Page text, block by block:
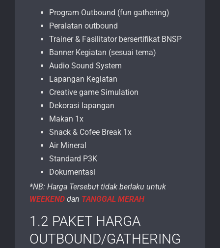
Program Outbound (fun gathering)
Peralatan outbound
Trainer & Fasilitator bersertifikat BNSP
Banner Kegiatan (sesuai tema)
Audio Sound System
Lapangan Kegiatan
Creative game Simulation
Dekorasi lapangan
Makan 1x
Snack & Cofee Break 1x
Air Mineral
Standard P3K
Dokumentasi
*NB: Harga Tersebut tidak berlaku untuk
WEEKEND dan TANGGAL MERAH
1.2 PAKET HARGA
OUTBOUND/GATHERING